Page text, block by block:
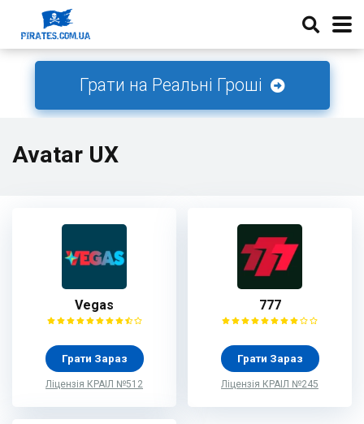
Грати на Реальні Гроші
Avatar UX
Vegas
Грати Зараз
Ліцензія КРАІЛ №512
777
Грати Зараз
Ліцензія КРАІЛ №245